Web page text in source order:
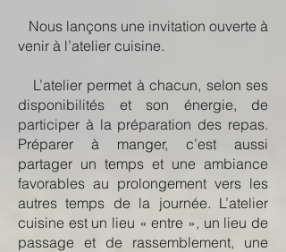
Nous lançons une invitation ouverte à
venir à l’atelier cuisine.
L’atelier permet à chacun, selon ses
disponibilités et son énergie, de
participer à la préparation des repas.
Préparer à manger, c’est aussi
partager un temps et une ambiance
favorables au prolongement vers les
autres temps de la journée. L’atelier
cuisine est un lieu « entre », un lieu de
passage et de rassemblement, une